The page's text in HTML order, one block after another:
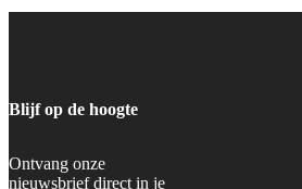
Blijf op de hoogte
Ontvang onze
nieuwsbrief direct in je